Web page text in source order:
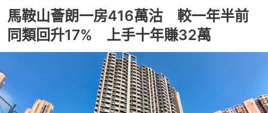
馬鞍山薈朗一房416萬沽 較一年半前
同類回升17% 上手十年賺32萬